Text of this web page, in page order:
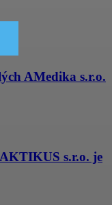
AMedika s.r.o.
s.r.o. je